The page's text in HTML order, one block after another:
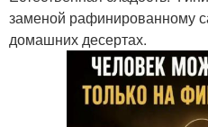
заменой рафинированному
домашних десертах.